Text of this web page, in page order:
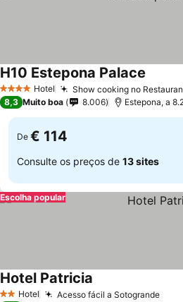
4 EstrelasHotel Show cooking no
H10 Estepona Palace
8,3 Muito boa 8.006 Estepona, a
De € 114
Consulte os preços de 13 sites
Escolha popular
2 Estrelas
Hotel Acesso fácil a SotograndeVer
Hotel Patricia